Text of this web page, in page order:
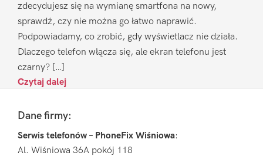
zdecydujesz się na wymianę smartfona na nowy,
sprawdź, czy nie można go łatwo naprawić.
Podpowiadamy, co zrobić, gdy wyświetlacz nie działa.
Dlaczego telefon włącza się, ale ekran telefonu jest
czarny? […]
Czytaj dalej
FooterDane firmy:
Serwis telefonów – PhoneFix Wiśniowa:
Al. Wiśniowa 36A pokój 118